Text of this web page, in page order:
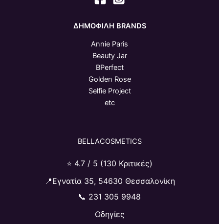
ΔΗΜΟΦΙΛΗ BRANDS
Annie Paris
Beauty Jar
BPerfect
Golden Rose
Selfie Project
etc
BELLACOSMETICS
⭐ 4.7 / 5 (130 Κριτικές)
📍Εγνατία 35, 54630 Θεσσαλονίκη
📞 231 305 9948
Οδηγίες